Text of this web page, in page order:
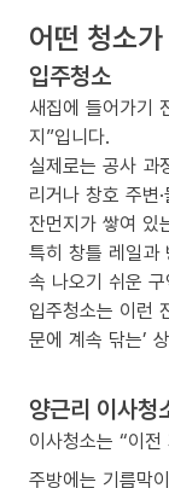
어떤 청소
입주청소
새집에 들어가기
지”입니다.
실제로는 공사 과
리거나 창호 주변
잔먼지가 쌓여 있
특히 창틀 레일과
속 나오기 쉬운
입주청소는 이런
문에 계속 닦는’
양근리 이사청
이사청소는 “이
주방에는 기름막